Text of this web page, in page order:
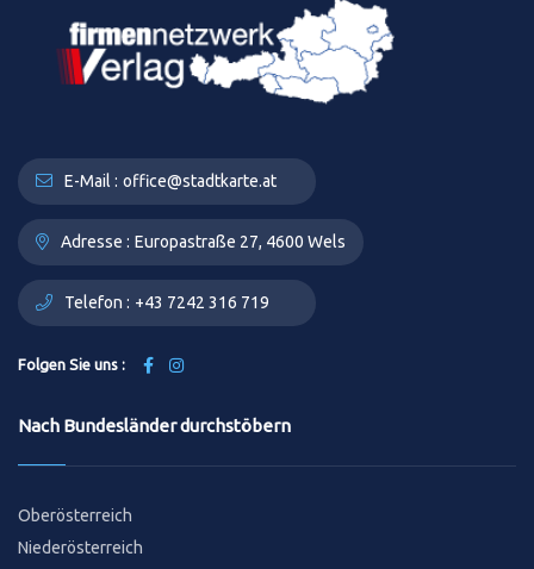
E-Mail : office@stadtkarte.at
Adresse : Europastraße 27, 4600 Wels
Telefon : +43 7242 316 719
Folgen Sie uns :
Nach Bundesländer durchstöbern
Oberösterreich
Niederösterreich